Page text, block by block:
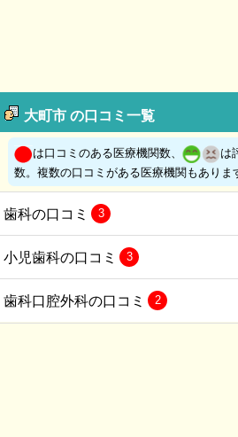
大町市 の口コミ一覧
は口コミのある医療機関数、
は
数。複数の口コミがある医療機関もありま
歯科の口コミ 3
小児歯科の口コミ 3
歯科口腔外科の口コミ 2